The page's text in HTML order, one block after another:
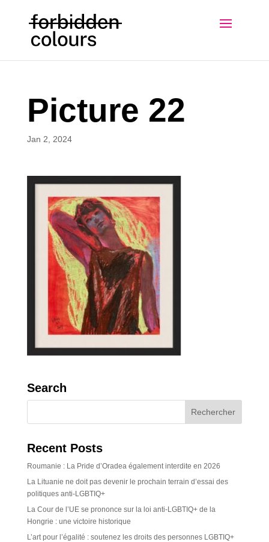
Picture 22
Jan 2, 2024
Search
Recent Posts
Roumanie : La Pride d’Oradea également interdite en 2026
La Lituanie ne doit pas devenir le prochain terrain d’essai des
politiques anti-LGBTIQ+
La Cour de l’UE se prononce sur la loi anti-LGBTIQ+ de la
Hongrie : une victoire historique
L’art pour l’égalité : soutenez les droits des personnes LGBTIQ+